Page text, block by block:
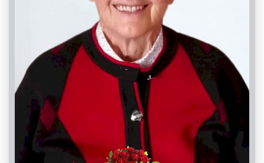
Visibile a tutti gli utenti
INVIA CONDOGLIANZE